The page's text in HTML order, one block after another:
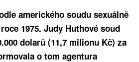
amerického soudu sexuálně
1975. Judy Huthové soud
dolarů (11,7 milionu Kč) za
o tom agentura